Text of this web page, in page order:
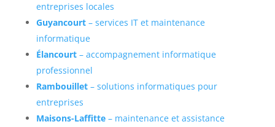
entreprises locales
Guyancourt– services IT et maintenance
informatique
Élancourt– accompagnement informatique
professionnel
Rambouillet– solutions informatiques pour
entreprises
Maisons-Laffitte– maintenance et assistance